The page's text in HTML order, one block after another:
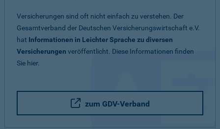
Versicherungen sind oft nicht einfach zu verstehen. Der
Gesamtverband der Deutschen Versicherungswirtschaft e.V.
hat Informationen in Leichter Sprache zu diversen
Versicherungen veröffentlicht. Diese Informationen finden
Sie hier.
zum GDV-Verband